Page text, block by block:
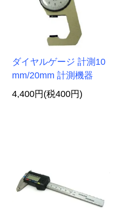
ダイヤルゲージ 計測10
mm/20mm 計測機器
4,400円(税400円)